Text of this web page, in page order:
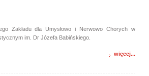
Zakładu dla Umysłowo i Nerwowo Chorych w
im. Dr Józefa Babińskiego.
więcej...